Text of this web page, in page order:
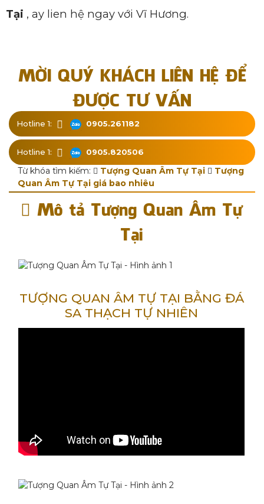
Tại , ay lien hệ ngay với Vĩ Hương.
MỜI QUÝ KHÁCH LIÊN HỆ ĐỂ
ĐƯỢC TƯ VẤN
Hotline 1: 0905.261182
Hotline 1: 0905.820506
Từ khóa tìm kiếm: Tượng Quan Âm Tự Tại
Tượng
Quan Âm Tự Tại giá bao nhiêu
Mô tả Tượng Quan Âm Tự
Tại
TƯỢNG QUAN ÂM TỰ TẠI BẰNG ĐÁ
SA THẠCH TỰ NHIÊN